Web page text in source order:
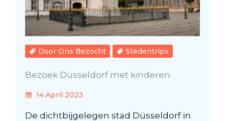
Door Ons Bezocht Stedentrips
Bezoek Düsseldorf met kinderen
14 April 2023
De dichtbijgelegen stad Düsseldorf in